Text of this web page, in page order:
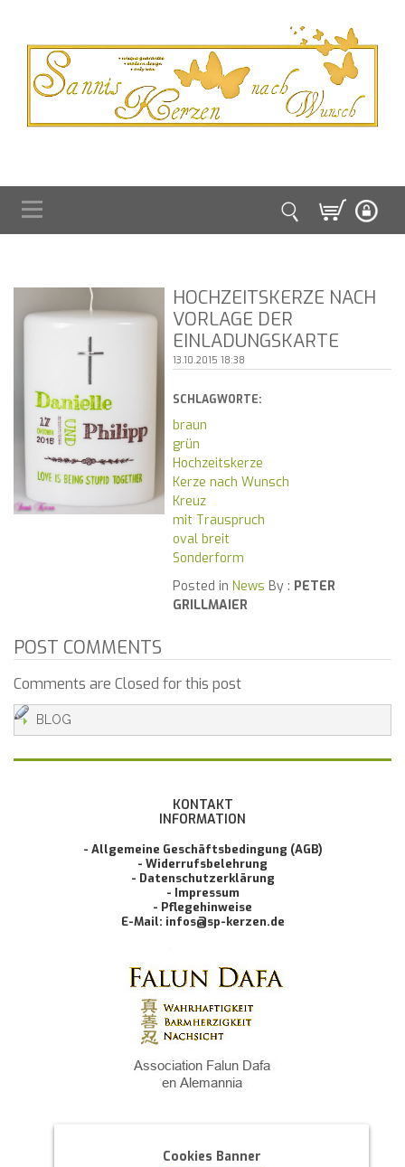
HOCHZEITSKERZE NACH
VORLAGE DER
EINLADUNGSKARTE
13.10.2015 18:38
SCHLAGWORTE:
braun
grün
Hochzeitskerze
Kerze nach Wunsch
Kreuz
mit Trauspruch
oval breit
Sonderform
Posted in News By : PETER
GRILLMAIER
POST COMMENTS
Comments are Closed for this post
BLOG
KONTAKT
INFORMATION
- Allgemeine Geschäftsbedingung (AGB)
- Widerrufsbelehrung
- Datenschutzerklärung
- Impressum
- Pflegehinweise
E-Mail: infos@sp-kerzen.de
Cookies Banner